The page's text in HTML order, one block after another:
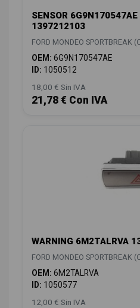
SENSOR
1397212103
FORD MONDEO SPORTBREAK
OEM: 6G9N170547AE
ID: 1050512
18,00 € Sin IVA
21,78 € Con IVA
WARNING 6M2TALRVA
FORD MONDEO SPORTBREAK
OEM: 6M2TALRVA
ID: 1050577
12,00 € Sin IVA